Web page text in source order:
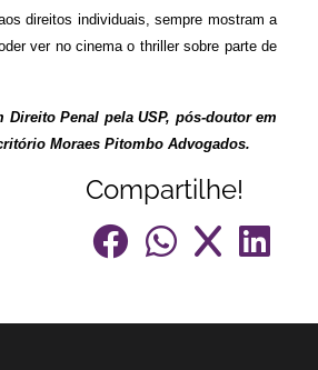
direitos individuais, sempre mostram a
ver no cinema o thriller sobre parte de
Penal pela USP, pós-doutor em
Moraes Pitombo Advogados.
Compartilhe!